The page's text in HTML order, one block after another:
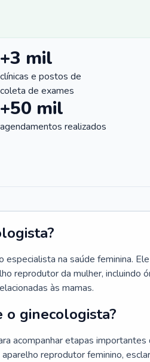
+3 mil
clínicas e postos de
coleta de exames
+50 mil
agendamentos realizados
especialista na saúde feminina.
reprodutor da mulher, incluindo
às mamas.
o ginecologista?
acompanhar etapas importantes
reprodutor feminino,